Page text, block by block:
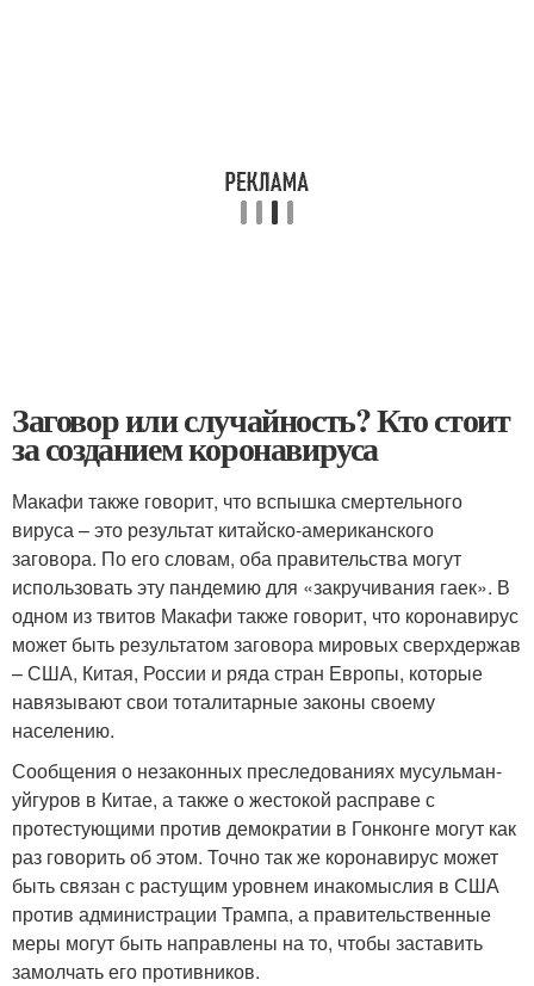
Заговор или случайность? Кто стоит
за созданием коронавируса
Макафи также говорит, что вспышка смертельного
вируса – это результат китайско-американского
заговора. По его словам, оба правительства могут
использовать эту пандемию для «закручивания гаек». В
одном из твитов Макафи также говорит, что коронавирус
может быть результатом заговора мировых сверхдержав
– США, Китая, России и ряда стран Европы, которые
навязывают свои тоталитарные законы своему
населению.
Сообщения о незаконных преследованиях мусульман-
уйгуров в Китае, а также о жестокой расправе с
протестующими против демократии в Гонконге могут как
раз говорить об этом. Точно так же коронавирус может
быть связан с растущим уровнем инакомыслия в США
против администрации Трампа, а правительственные
меры могут быть направлены на то, чтобы заставить
замолчать его противников.